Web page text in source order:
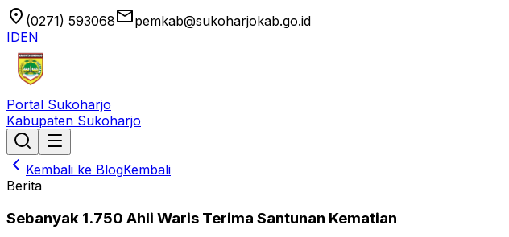
location_on (0271) 593068emailpemkab@sukoharjokab.go.id
IDEN
Portal Sukoharjo
Kabupaten Sukoharjo
Kembali ke BlogKembali
Berita
Sebanyak 1.750 Ahli Waris Terima Santunan Kematian